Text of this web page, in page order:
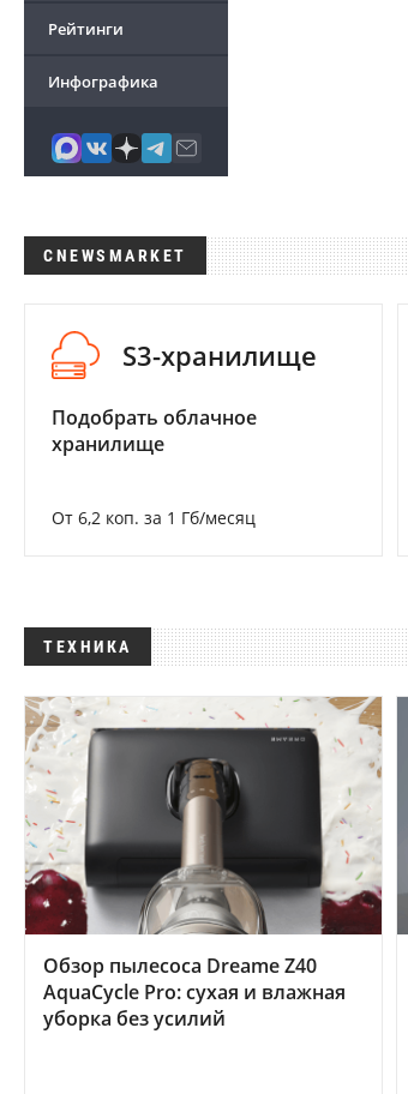
Рейтинги
Инфографика
CNEWSMARKET
S3-хранилище
Подобрать облачное
хранилище
От 6,2 коп. за 1 Гб/месяц
ТЕХНИКА
Обзор пылесоса Dreame Z40
AquaCycle Pro: сухая и влажная
уборка без усилий